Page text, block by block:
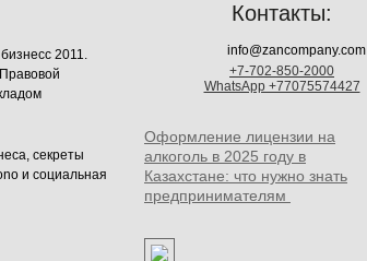
2011.
секреты
и социальная
Контакты:
info@zancompany.com
+7-702-850-2000
WhatsApp +77075574427
Оформление лицензии на
алкоголь в 2025 году в
Казахстане: что нужно знать
предпринимателям